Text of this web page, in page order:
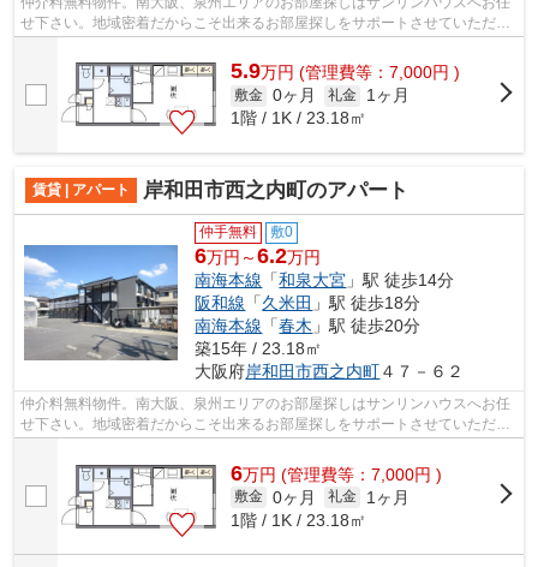
せ下さい。地域密着だからこそ出来るお部屋探しをサポートさせていただき
ます。
5.9万円 (管理費等：7,000円 )
敷金 0ヶ月 礼金
1ヶ月
1階 / 1K / 23.18㎡
賃貸 | アパート 岸和田市西之内町のアパート
仲手無料 敷0
6万円～6.2万円
南海本線 「和泉大宮 」駅 徒歩14分
阪和線 「久米田 」駅 徒歩18分
南海本線 「春木 」駅 徒歩20分
築15年 / 23.18㎡
大阪府岸和田市西之内町４７－６２
仲介料無料物件。南大阪、泉州エリアのお部屋探しはサンリンハウスへお任
せ下さい。地域密着だからこそ出来るお部屋探しをサポートさせていただき
6万円 (管理費等：7,000円 )
敷金 0ヶ月 礼金
1ヶ月
1階 / 1K / 23.18㎡